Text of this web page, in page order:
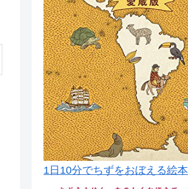
1日10分でちずをおぼえる絵本